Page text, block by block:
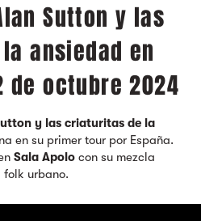
Sutton y las
ansiedad en
de octubre 2024
y las criaturitas de la
en su primer tour por España.
Sala Apolo con su mezcla
urbano.